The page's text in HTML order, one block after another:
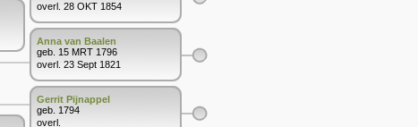
overl. 28 OKT 1854
Anna van Baalen
geb. 15 MRT 1796
overl. 23 Sept 1821
Gerrit Pijnappel
geb. 1794
overl.